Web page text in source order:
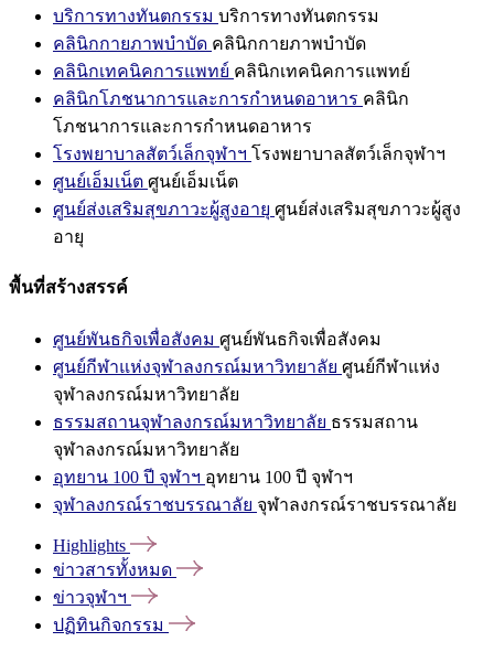
บริการทางทันตกรรม บริการทางทันตกรรม
คลินิกกายภาพบำบัด คลินิกกายภาพบำบัด
คลินิกเทคนิคการแพทย์ คลินิกเทคนิคการแพทย์
คลินิกโภชนาการและการกำหนดอาหาร คลินิก
โภชนาการและการกำหนดอาหาร
โรงพยาบาลสัตว์เล็กจุฬาฯ โรงพยาบาลสัตว์เล็กจุฬาฯ
ศูนย์เอ็มเน็ต ศูนย์เอ็มเน็ต
ศูนย์ส่งเสริมสุขภาวะผู้สูงอายุ ศูนย์ส่งเสริมสุขภาวะผู้สูง
อายุ
พื้นที่สร้างสรรค์
ศูนย์พันธกิจเพื่อสังคม ศูนย์พันธกิจเพื่อสังคม
ศูนย์กีฬาแห่งจุฬาลงกรณ์มหาวิทยาลัย ศูนย์กีฬาแห่ง
จุฬาลงกรณ์มหาวิทยาลัย
ธรรมสถานจุฬาลงกรณ์มหาวิทยาลัย ธรรมสถาน
จุฬาลงกรณ์มหาวิทยาลัย
อุทยาน 100 ปี จุฬาฯ อุทยาน 100 ปี จุฬาฯ
จุฬาลงกรณ์ราชบรรณาลัย จุฬาลงกรณ์ราชบรรณาลัย
Highlights
ข่าวสารทั้งหมด
ข่าวจุฬาฯ
ปฏิทินกิจกรรม